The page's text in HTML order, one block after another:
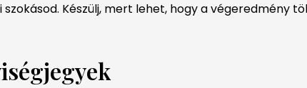
Készülj, mert lehet, hogy a végeredmény